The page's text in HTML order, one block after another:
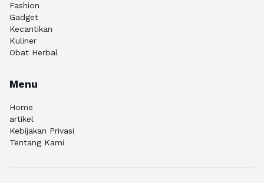
Fashion
Gadget
Kecantikan
Kuliner
Obat Herbal
Menu
Home
artikel
Kebijakan Privasi
Tentang Kami